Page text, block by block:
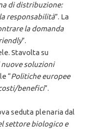
di distribuzione:
responsabilità”. La
la domanda
”.
Stavolta su
soluzioni
“Politiche europee
benefici”.
seduta plenaria dal
settore biologico e